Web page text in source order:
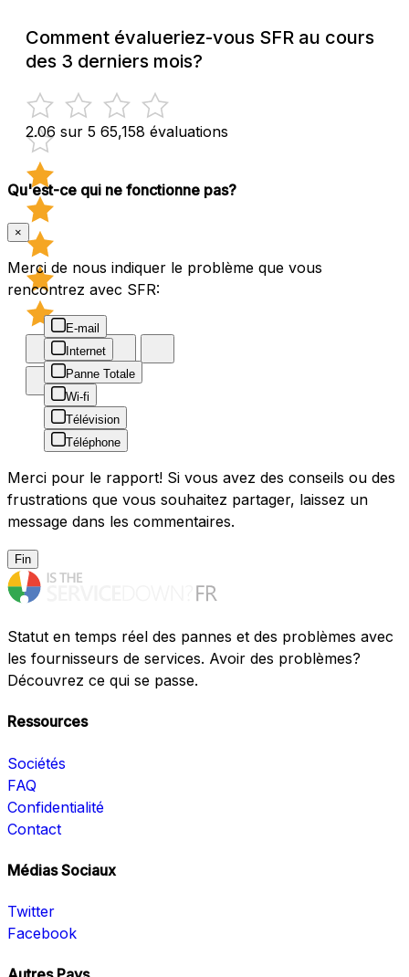
Comment évalueriez-vous SFR au cours
des 3 derniers mois?
2.06 sur 5 65,158 évaluations
Qu'est-ce qui ne fonctionne pas?
×
Merci de nous indiquer le problème que vous
rencontrez avec SFR:
E-mail
Internet
Panne Totale
Wi-fi
Télévision
Téléphone
Merci pour le rapport! Si vous avez des conseils ou des
frustrations que vous souhaitez partager, laissez un
message dans les commentaires.
Fin
Statut en temps réel des pannes et des problèmes avec
les fournisseurs de services. Avoir des problèmes?
Découvrez ce qui se passe.
Ressources
Sociétés
FAQ
Confidentialité
Contact
Médias Sociaux
Twitter
Facebook